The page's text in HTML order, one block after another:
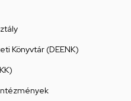
Könyvtár (DEENK)